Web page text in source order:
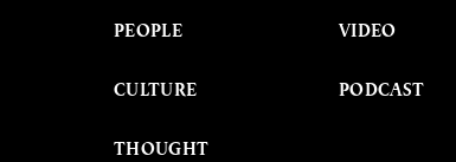
PEOPLE
CULTURE
THOUGHT
VIDEO
PODCAST